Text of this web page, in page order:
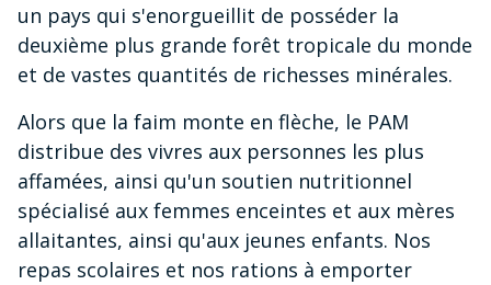
un pays qui s'enorgueillit de posséder la
deuxième plus grande forêt tropicale du monde
et de vastes quantités de richesses minérales.
Alors que la faim monte en flèche, le PAM
distribue des vivres aux personnes les plus
affamées, ainsi qu'un soutien nutritionnel
spécialisé aux femmes enceintes et aux mères
allaitantes, ainsi qu'aux jeunes enfants. Nos
repas scolaires et nos rations à emporter